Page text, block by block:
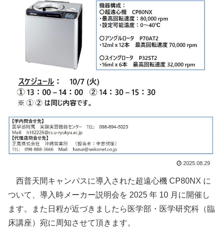
2025.08.29
西普天間キャンパスに導入された超遠心機 CP80NX に
ついて、導入時メーカー説明会を 2025 年 10 月に開催し
ます。また日程が近づきましたら医学部・医学研究科（臨
床講座）宛に周知させて頂きます。